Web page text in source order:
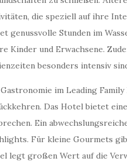
die speziell auf ihre
genussvolle Stunden im
Kinder und Erwachsene.
besonders intensiv
im Leading
Das Hotel bietet
Ein
Für kleine Gourmets
legt großen Wert auf die